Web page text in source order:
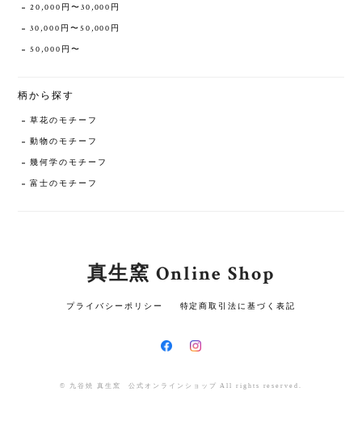
20,000円〜30,000円
30,000円〜50,000円
50,000円〜
柄から探す
草花のモチーフ
動物のモチーフ
幾何学のモチーフ
富士のモチーフ
真生窯 Online Shop
プライバシーポリシー 特定商取引法に基づく表記
© 九谷焼 真生窯 公式オンラインショップ All rights reserved.